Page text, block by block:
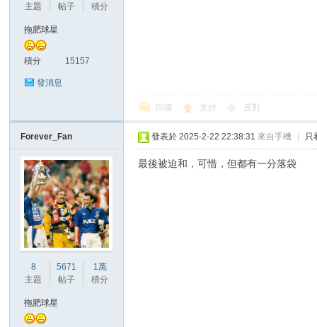
討
主題
帖子
積分
拖肥球星
積分 15157
發消息
回復 支持 反對
Forever_Fan
8
主題
5671
帖子
1萬
積分
拖肥球星
發表於 2025-2-22 22:38:31 來自手機 只
最後被迫和，可惜，但都有一分落袋